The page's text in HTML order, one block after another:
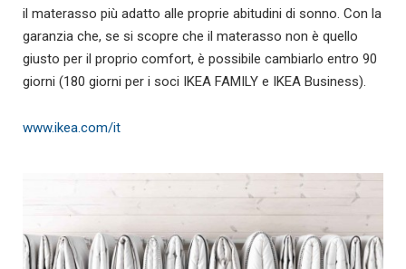
il materasso più adatto alle proprie abitudini di sonno. Con la
garanzia che, se si scopre che il materasso non è quello
giusto per il proprio comfort, è possibile cambiarlo entro 90
giorni (180 giorni per i soci IKEA FAMILY e IKEA Business).
www.ikea.com/it